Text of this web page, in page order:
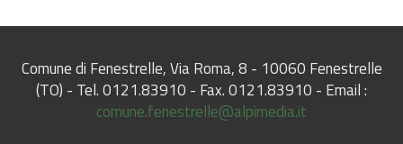
Comune di Fenestrelle, Via Roma, 8 - 10060 Fenestrelle
(TO) - Tel. 0121.83910 - Fax. 0121.83910 - Email :
comune.fenestrelle@alpimedia.it